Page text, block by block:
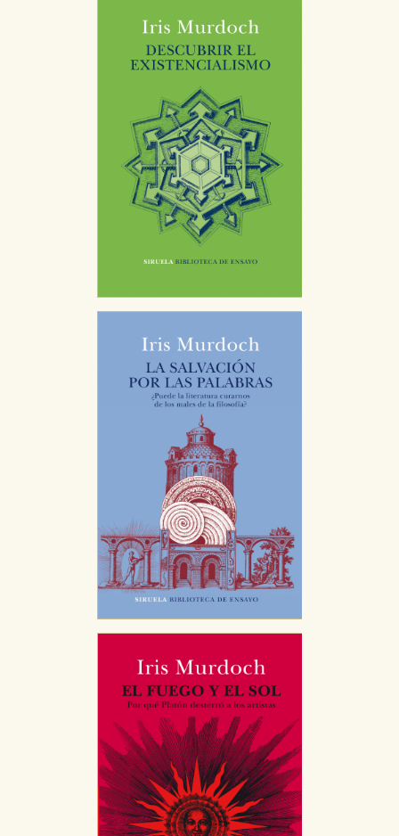
Cookies necesarias
Estas cookies son necesarias para que nuestro sitio
nuestro sistema. Es posible hacerlo desde el
navegador, pero en ese caso es posible que algunas
áreas de nuestra web dejen de funcionar
correctamente.
Cookies de rendimiento y analíticas
Estas cookies se utilizan para mejorar su experiencia
de navegación y optimizar el funcionamiento de
nuestro sitio web. Almacenan configuraciones de
servicios para que no tenga que reconfigurarlos cada
vez que nos visita. La información es agregada y, por lo
Cookies de publicidad y redes sociales
publicitarios y se utilizan para mostrar publicidad
relevante para sus intereses en otros sitios. No
que se basan en la identificación única de su
navegador y dispositivo de internet.
GUARDAR CONFIGURACIÓN
política de cookies